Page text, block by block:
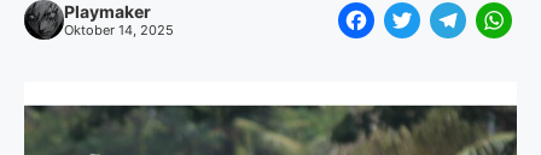
Playmaker
Oktober 14, 2025
F
e
T
t
T
W
t